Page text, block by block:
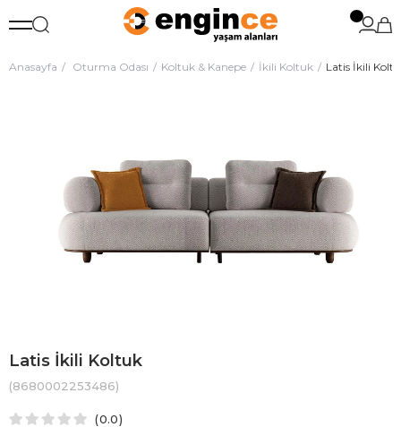
Anasayfa Oturma Odası Koltuk & Kanepe İkili Koltuk Latis İkili
Latis İkili Koltuk
(8680002253486)
0.0